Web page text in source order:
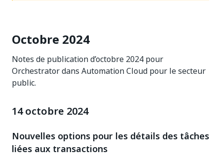
Octobre 2024
Notes de publication d’octobre 2024 pour
Orchestrator dans Automation Cloud pour le secteur
public.
14 octobre 2024
Nouvelles options pour les détails des tâches
liées aux transactions